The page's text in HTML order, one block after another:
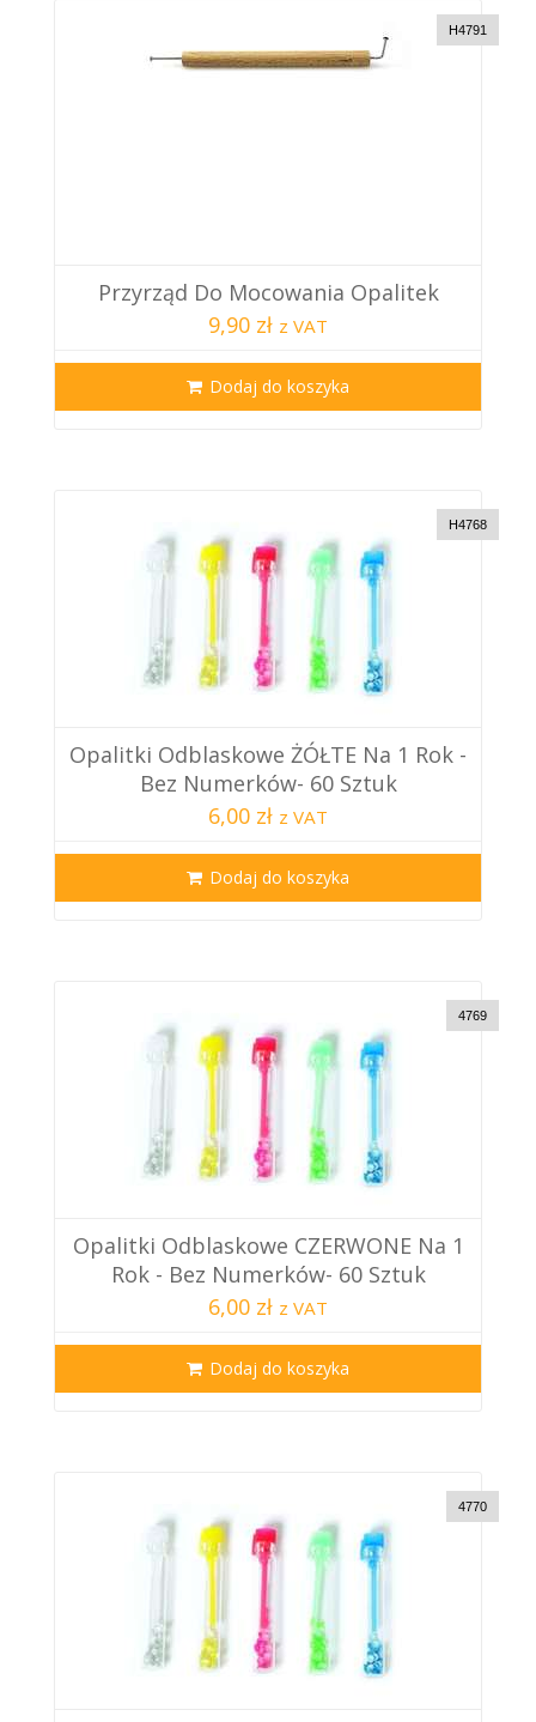
H4791
Przyrząd Do Mocowania Opalitek
9,90 zł z VAT
Dodaj do koszyka
H4768
Opalitki Odblaskowe ŻÓŁTE Na 1 Rok -
Bez Numerków- 60 Sztuk
6,00 zł z VAT
Dodaj do koszyka
4769
Opalitki Odblaskowe CZERWONE Na 1
Rok - Bez Numerków- 60 Sztuk
6,00 zł z VAT
Dodaj do koszyka
4770